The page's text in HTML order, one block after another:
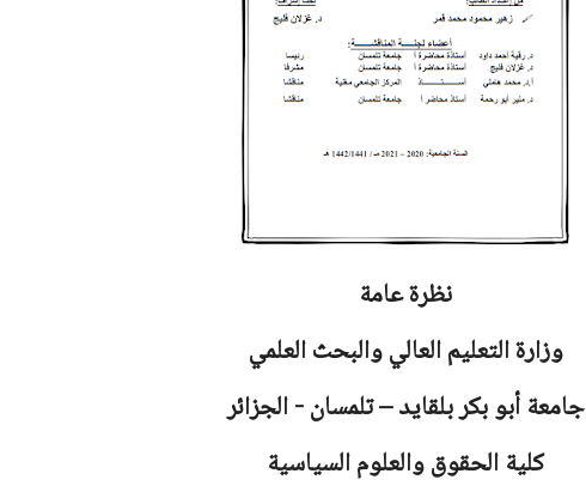
نظرة عامة
وزارة التعليم العالي والبحث العلمي
جامعةأبو بكر بلقايد – تلمسان - الجزائر
كلية الحقوق والعلوم السياسية